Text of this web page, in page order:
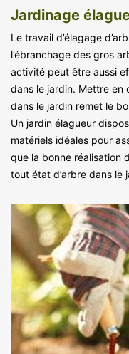
Jardinage
Le travail d’élagage
l’ébranchage des gros
activité peut être aussi
dans le jardin. Mettre en
dans le jardin remet le
Un jardin élagueur
matériels idéales pour
que la bonne réalisation
tout état d’arbre dans le